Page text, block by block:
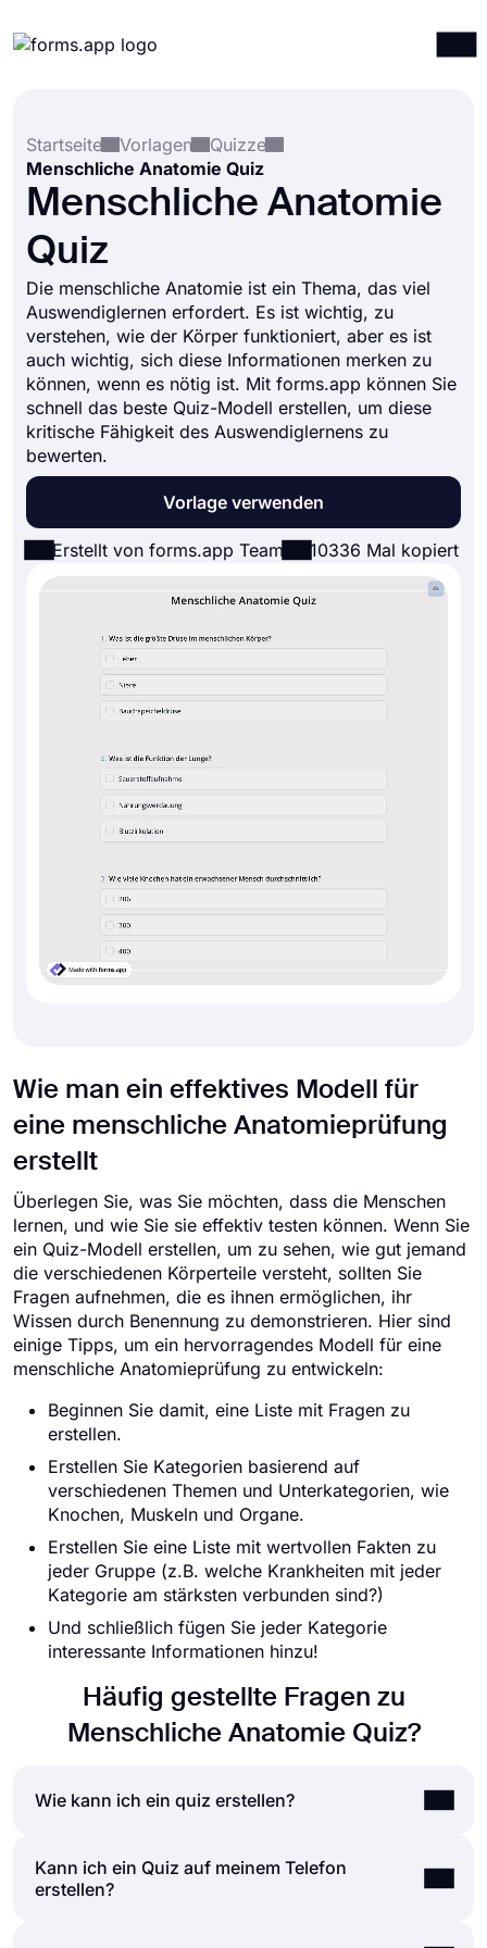
Integrationen
Vorlagen
Ressourcen
Preise
Startseite
Vorlagen
Quizze
Menschliche Anatomie Quiz
Menschliche Anatomie
Quiz
Die menschliche Anatomie ist ein Thema, das viel
Auswendiglernen erfordert. Es ist wichtig, zu
verstehen, wie der Körper funktioniert, aber es ist
auch wichtig, sich diese Informationen merken zu
können, wenn es nötig ist. Mit forms.app können Sie
schnell das beste Quiz-Modell erstellen, um diese
kritische Fähigkeit des Auswendiglernens zu
bewerten.
Vorlage verwenden
Erstellt von forms.app Team 10336 Mal kopiert
Wie man ein effektives Modell für
eine menschliche Anatomieprüfung
erstellt
Überlegen Sie, was Sie möchten, dass die Menschen
lernen, und wie Sie sie effektiv testen können. Wenn Sie
ein Quiz-Modell erstellen, um zu sehen, wie gut jemand
die verschiedenen Körperteile versteht, sollten Sie
Fragen aufnehmen, die es ihnen ermöglichen, ihr
Wissen durch Benennung zu demonstrieren. Hier sind
einige Tipps, um ein hervorragendes Modell für eine
menschliche Anatomieprüfung zu entwickeln:
Beginnen Sie damit, eine Liste mit Fragen zu
erstellen.
Erstellen Sie Kategorien basierend auf
verschiedenen Themen und Unterkategorien, wie
Knochen, Muskeln und Organe.
Erstellen Sie eine Liste mit wertvollen Fakten zu
jeder Gruppe (z.B. welche Krankheiten mit jeder
Kategorie am stärksten verbunden sind?)
Und schließlich fügen Sie jeder Kategorie
interessante Informationen hinzu!
Häufig gestellte Fragen zu
Menschliche Anatomie Quiz?
Wie kann ich ein quiz erstellen?
Wenn Sie ein Quiz für Freunde oder Ihr Publikum
erstellen möchten, können Sie dies ganz einfach
Kann ich ein Quiz auf meinem Telefon
erstellen?